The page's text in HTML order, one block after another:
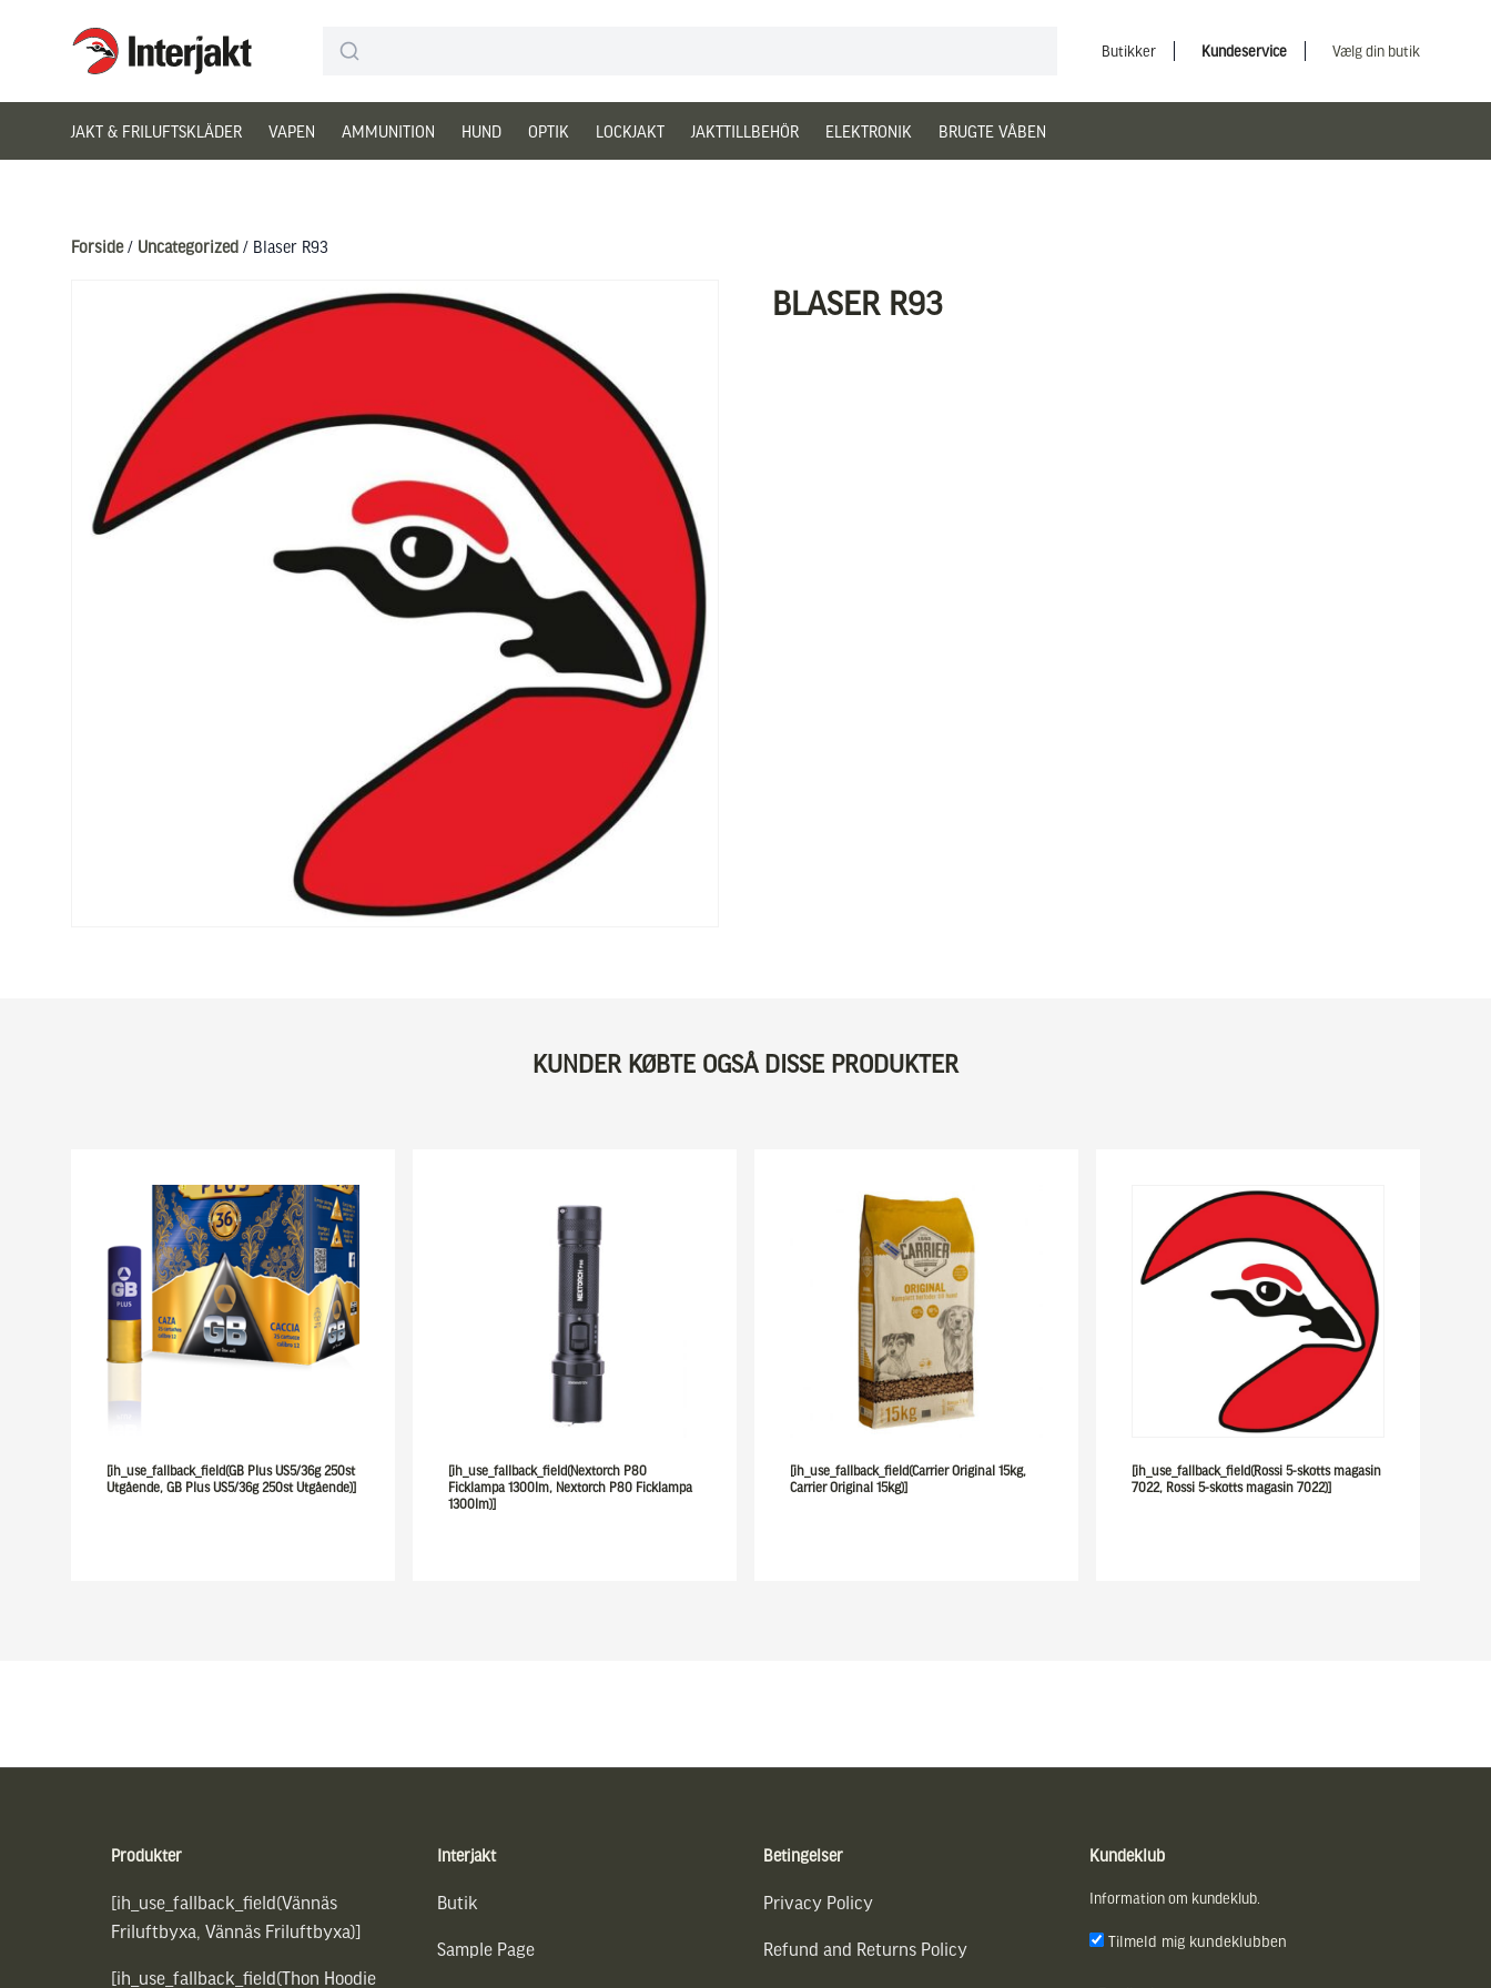
Interjakt DK
Butikker Kundeservice Vælg din butik
JAKT & FRILUFTSKLÄDER VAPEN AMMUNITION HUND OPTIK LOCKJAKT JAKTTILLBEHÖR ELEKTRONIK BRUGTE VÅBEN
Forside/ Uncategorized / Blaser R93
BLASER R93
KUNDER KØBTE OGSÅ DISSE PRODUKTER
[ih_use_fallback_field(GB Plus US5/36g 250st
Utgående, GB Plus US5/36g 250st Utgående)]
[ih_use_fallback_field(Nextorch P80
Ficklampa 1300lm, Nextorch P80 Ficklampa
1300lm)]
[ih_use_fallback_field(Carrier Original 15kg,
Carrier Original 15kg)]
[ih_use_fallback_field(Rossi 5-skotts magasin
7022, Rossi 5-skotts magasin 7022)]
Produkter
[ih_use_fallback_field(Vännäs
Friluftbyxa, Vännäs Friluftbyxa)]
[ih_use_fallback_field(Thon Hoodie
Interjakt
Butik
Sample Page
Betingelser
Privacy Policy
Refund and Returns Policy
Kundeklub
Information om kundeklub.
Tilmeld mig kundeklubben